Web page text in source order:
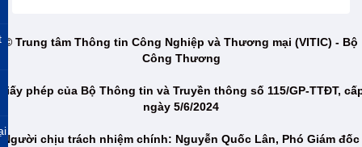
© Trung tâm Thông tin Công Nghiệp và Thương mại (VITIC) - Bộ
Công Thương
phép của Bộ Thông tin và Truyền thông số 115/GP-TTĐT,
ngày 5/6/2024
Người chịu trách nhiệm chính: Nguyễn Quốc Lân, Phó Giám đốc